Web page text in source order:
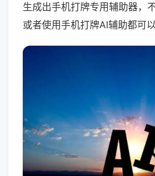
生成出手机打牌专用辅助器，
或者使用手机打牌AI辅助都可以